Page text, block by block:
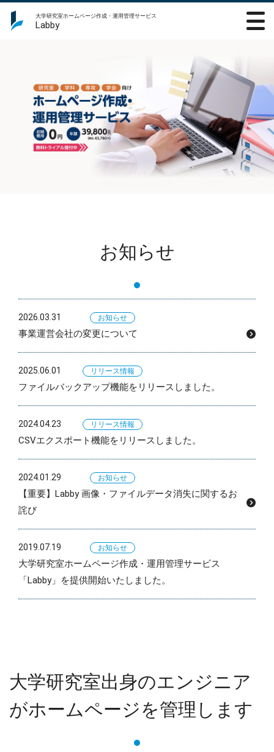
大学研究室ホームページ作成・運用管理サービス
Labby
お知らせ
2026.03.31 お知らせ
事業運営会社の変更について
2025.06.01 リリース情報
ファイルバックアップ機能をリリースしました。
2024.04.23 リリース情報
CSVエクスポート機能をリリースしました。
2024.01.29 お知らせ
【重要】Labby 画像・ファイルデータ消失に関するお
詫び
2019.07.19 お知らせ
大学研究室ホームページ作成・運用管理サービス
「Labby」を提供開始いたしました。
大学研究室出身のエンジニア
がホームページを管理します